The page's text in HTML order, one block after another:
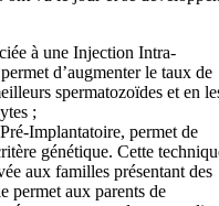
à une Injection Intra-
d’augmenter le taux de
spermatozoïdes et en
;
Implantatoire, permet de
génétique. Cette
aux familles présentant des
permet aux parents de